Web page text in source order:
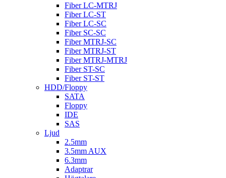
Fiber LC-MTRJ
Fiber LC-ST
Fiber LC-SC
Fiber SC-SC
Fiber MTRJ-SC
Fiber MTRJ-ST
Fiber MTRJ-MTRJ
Fiber ST-SC
Fiber ST-ST
HDD/Floppy
SATA
Floppy
IDE
SAS
Ljud
2.5mm
3.5mm AUX
6.3mm
Adaptrar